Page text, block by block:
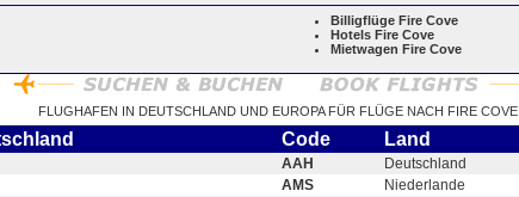
Billigflüge Fire Cove
Hotels Fire Cove
Mietwagen Fire Cove
FLUGHAFEN IN DEUTSCHLAND UND EUROPA FÜR FLÜGE NACH FIRE COVE
Code Land
AAH
Deutschland
AMS
Niederlande